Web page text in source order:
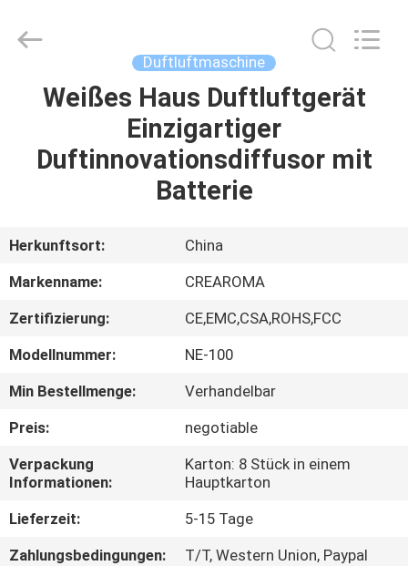
HAUS
PRODUKTE
VR
ÜBER
UNS
FABRIK-
AUSFLUG
Market.
Duftluftmaschine
Weißes Haus Duftluftgerät
Einzigartiger
Duftinnovationsdiffusor mit
Batterie
Herkunftsort:
China
Markenname:
CREAROMA
Zertifizierung:
CE,EMC,CSA,ROHS,FCC
Modellnummer:
NE-100
Min Bestellmenge:
Verhandelbar
Preis:
negotiable
Verpackung
Informationen:
Karton: 8 Stück in einem
Hauptkarton
Lieferzeit:
5-15 Tage
Zahlungsbedingungen:
T/T, Western Union, Paypal